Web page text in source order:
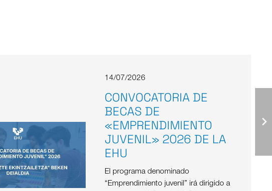
14/07/2026
CONVOCATORIA DE
BECAS DE
«EMPRENDIMIENTO
JUVENIL» 2026 DE LA
EHU
El programa denominado
“Emprendimiento juvenil” irá dirigido a